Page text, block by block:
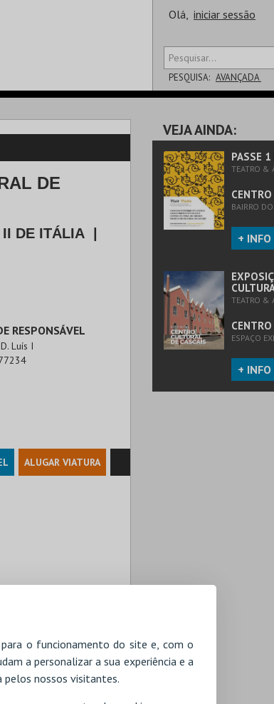
o funcionamento do site e, com o
a personalizar a sua experiência e a
nossos visitantes.
Olá, iniciar sessão
PESQUISA: AVANÇADA
SALA
DE
II DE ITÁLIA
RESPONSÁVEL
Luís I
ALUGAR VIATURA
VEJA AINDA:
PASSE
TEATRO &
BAIRRO
+ INFO
TEATRO &
ESPAÇO
+ INFO